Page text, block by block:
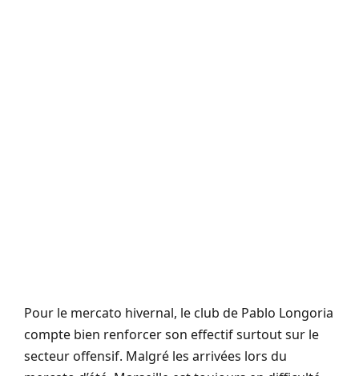
Pour le mercato hivernal, le club de Pablo Longoria
compte bien renforcer son effectif surtout sur le
secteur offensif. Malgré les arrivées lors du